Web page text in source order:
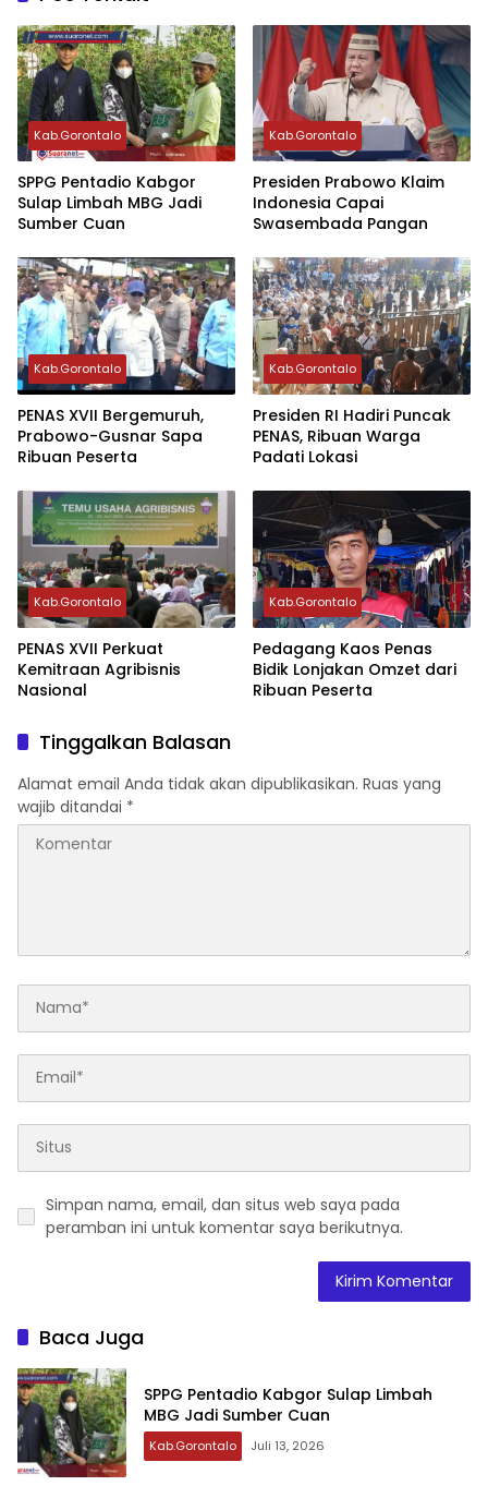
Kab.Gorontalo
‎SPPG Pentadio Kabgor
Sulap Limbah MBG Jadi
Sumber Cuan ‎‎
Kab.Gorontalo
Presiden Prabowo Klaim
Indonesia Capai
Swasembada Pangan
Kab.Gorontalo
PENAS XVII Bergemuruh,
Prabowo-Gusnar Sapa
Ribuan Peserta
Kab.Gorontalo
Presiden RI Hadiri Puncak
PENAS, Ribuan Warga
Padati Lokasi
Kab.Gorontalo
PENAS XVII Perkuat
Kemitraan Agribisnis
Nasional
Kab.Gorontalo
Pedagang Kaos Penas
Bidik Lonjakan Omzet dari
Ribuan Peserta
Tinggalkan Balasan
Alamat email Anda tidak akan dipublikasikan. Ruas yang
wajib ditandai *
Simpan nama, email, dan situs web saya pada
peramban ini untuk komentar saya berikutnya.
Baca Juga
‎SPPG Pentadio Kabgor Sulap Limbah
MBG Jadi Sumber Cuan ‎‎
Kab.Gorontalo Juli 13, 2026